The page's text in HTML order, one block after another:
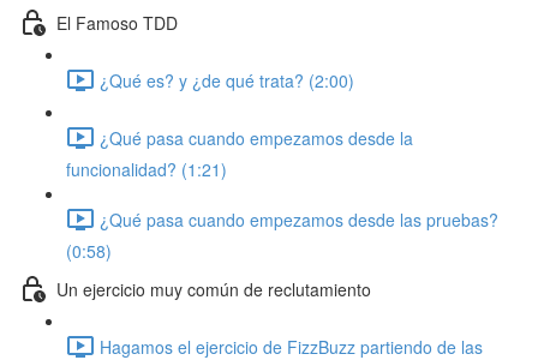
El Famoso TDD
¿Qué es? y ¿de qué trata? (2:00)
¿Qué pasa cuando empezamos desde la
funcionalidad? (1:21)
¿Qué pasa cuando empezamos desde las pruebas?
(0:58)
Un ejercicio muy común de reclutamiento
Hagamos el ejercicio de FizzBuzz partiendo de las